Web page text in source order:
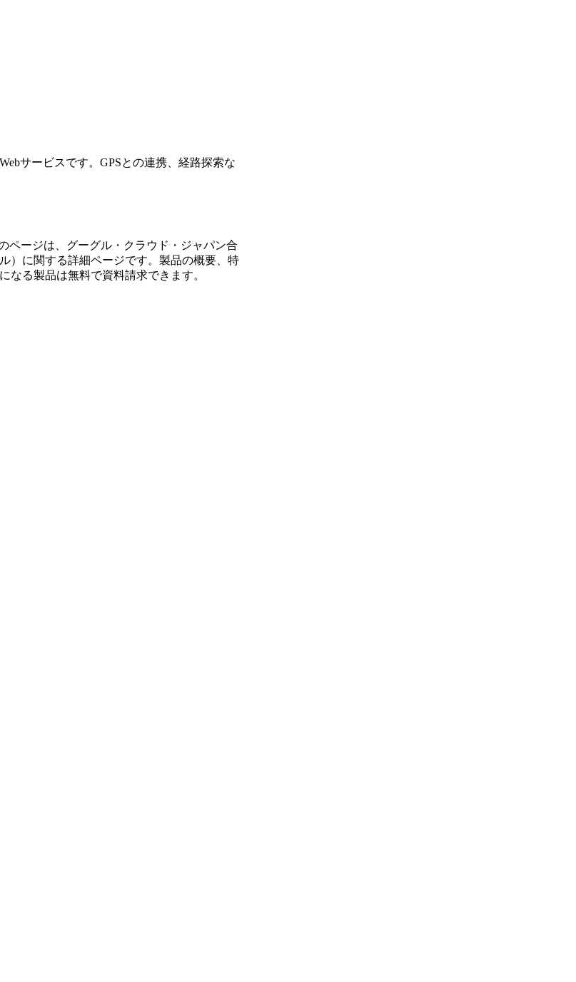
サービスです。GPSとの連携、経路探索な
ページは、 グーグル・クラウド・ジャパン合
）に関する詳細ページです。製品の概要、特
なる製品は無料で資料請求できます。